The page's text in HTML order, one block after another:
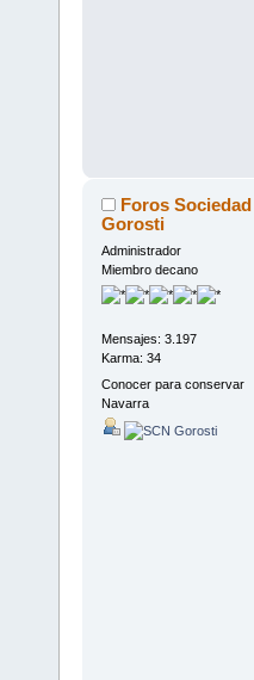
Foros Sociedad
Gorosti
Administrador
Miembro decano
Mensajes: 3.197
Karma: 34
Conocer para conservar
Navarra